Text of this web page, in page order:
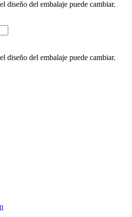
diseño del embalaje puede cambiar.
diseño del embalaje puede cambiar.